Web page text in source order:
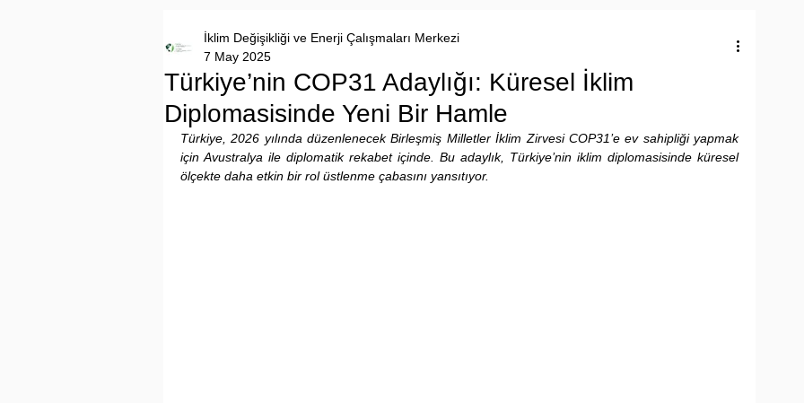
Türkiye’nin COP31 Adaylığı: Küresel İklim
Diplomasisinde Yeni Bir Hamle
İklim Değişikliği ve Enerji Çalışmaları Merkezi
7 May 2025
Türkiye, 2026 yılında düzenlenecek Birleşmiş Milletler İklim Zirvesi COP31’e ev sahipliği yapmak
için Avustralya ile diplomatik rekabet içinde. Bu adaylık, Türkiye’nin iklim diplomasisinde küresel
ölçekte daha etkin bir rol üstlenme çabasını yansıtıyor.